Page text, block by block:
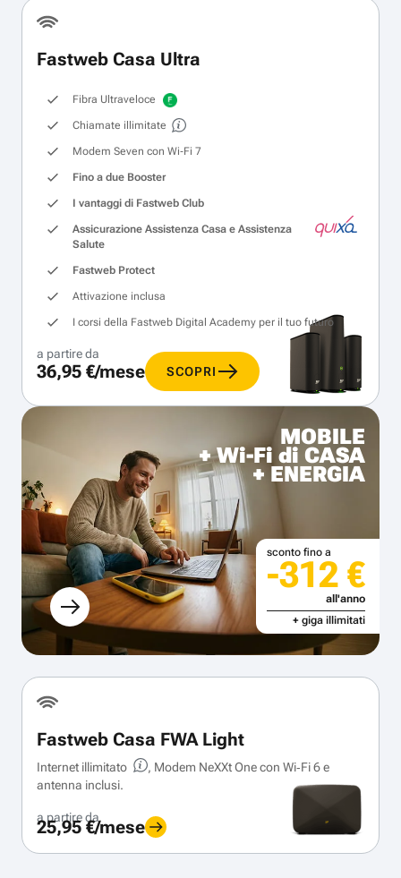
Fastweb Casa Ultra
Fibra Ultraveloce
Chiamate illimitate
Modem Seven con Wi‑Fi 7
Fino a due Booster
I vantaggi di Fastweb Club
Assicurazione Assistenza Casa e Assistenza
Salute
Fastweb Protect
Attivazione inclusa
I corsi della Fastweb Digital Academy per il tuo futuro
a partire da
36,95 €/mese SCOPRI
MOBILE
+ Wi-Fi di CASA
+ ENERGIA
sconto fino a
-312 €
all'anno
+ giga illimitati
Fastweb Casa FWA Light
Internet illimitato
, Modem NeXXt One con Wi‑Fi 6 e
antenna inclusi.
a partire da
25,95 €/mese